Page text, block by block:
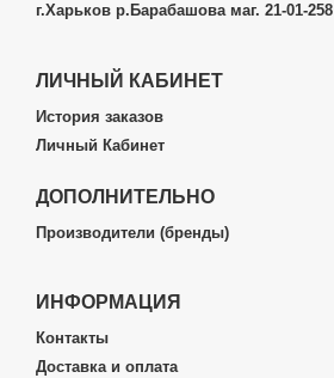
г.Харьков р.Барабашова маг. 21-01-258
ЛИЧНЫЙ КАБИНЕТ
История заказов
Личный Кабинет
ДОПОЛНИТЕЛЬНО
Производители (бренды)
ИНФОРМАЦИЯ
Контакты
Доставка и оплата